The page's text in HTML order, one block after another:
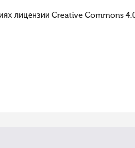
лицензии Creative Commons